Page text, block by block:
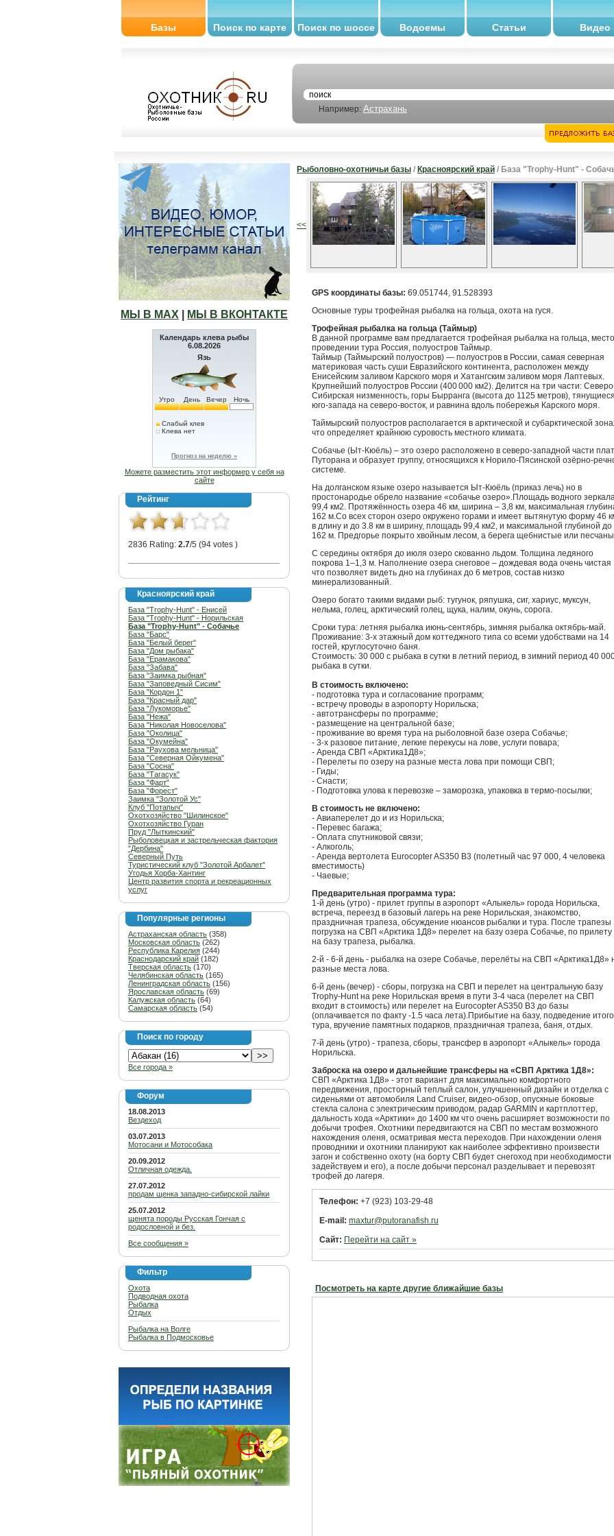
Базы Поиск по карте Поиск по шоссе Водоемы Статьи Видео
Например: Астрахань
МЫ В МАХ МЫ В ВКОНТАКТЕ
Календарь клева рыбы
6.08.2026
Язь
Утро День Вечер Ночь
Слабый клев
Клева нет
Прогноз на неделю »
Можете разместить этот информер у себя на
сайте
Рейтинг
2836 Rating: 2.7/5 (94 votes )
Красноярский край
База "Trophy-Hunt" - Енисей
База "Trophy-Hunt" - Норильская
База "Trophy-Hunt" - Собачье
База "Барс"
База "Белый берег"
База "Дом рыбака"
База "Ерамакова"
База "Забава"
База "Заимка рыбная"
База "Заповедный Сисим"
База "Кордон 1"
База "Красный дар"
База "Лукоморье"
База "Нежа"
База "Николая Новоселова"
База "Околица"
База "Окумейна"
База "Раухова мельница"
База "Северная Ойкумена"
База "Сосна"
База "Тагасук"
База "Фарт"
База "Форест"
Заимка "Золотой Ус"
Клуб "Потапыч"
Охотхозяйство "Шилинское"
Охотхозяйство Гуран
Пруд "Лыткинский"
Рыболовецкая и застрельческая фактория
"Дербина"
Северный Путь
Туристический клуб "Золотой Арбалет"
Угодья Хорба-Хантинг
Центр развития спорта и рекреационных
услуг
Популярные регионы
Астраханская область (358)
Московская область (262)
Республика Карелия (244)
Краснодарский край (182)
Тверская область (170)
Челябинская область (165)
Ленинградская область (156)
Ярославская область (69)
Калужская область (64)
Самарская область (54)
Поиск по городу
Все города »
Форум
18.08.2013
Вездеход
03.07.2013
Мотосани и Мотособака
20.09.2012
Отличная одежда.
27.07.2012
продам щенка западно-сибирской лайки
25.07.2012
щенята породы Русская Гончая с
родословной и без.
Все сообщения »
Фильтр
Охота
Подводная охота
Рыбалка
Отдых
Рыбалка на Волге
Рыбалка в Подмосковье
Рыболовно-охотничьи базы / Красноярский край / База "Trophy-Hunt" -
<<
GPS координаты базы: 69.051744, 91.528393
Основные туры трофейная рыбалка на гольца, охота на гуся.
Трофейная рыбалка на гольца (Таймыр)
В данной программе вам предлагается трофейная рыбалка на гольца, место
проведении тура Россия, полуостров Таймыр.
Таймыр (Таймырский полуостров) — полуостров в России, самая северная
материковая часть суши Евразийского континента, расположен между
Енисейским заливом Карского моря и Хатангским заливом моря Лаптевых.
Крупнейший полуостров России (400 000 км2). Делится на три части:
Сибирская низменность, горы Бырранга (высота до 1125 метров),
юго-запада на северо-восток, и равнина вдоль побережья Карского моря.
Таймырский полуостров располагается в арктической и субарктической
что определяет крайнюю суровость местного климата.
Собачье (Ыт-Кюёль) – это озеро расположено в северо-западной части
Путорана и образует группу, относящихся к Норило-Пясинской озёрно-
системе.
На долганском языке озеро называется Ыт-Кюёль (приказ лечь) но в
простонародье обрело название «собачье озеро».Площадь водного
99,4 км2. Протяжённость озера 46 км, ширина – 3,8 км, максимальная
162 м.Со всех сторон озеро окружено горами и имеет вытянутую форму 46
в длину и до 3.8 км в ширину, площадь 99,4 км2, и максимальной глубиной до
162 м. Предгорье покрыто хвойным лесом, а берега щебнистые или
С середины октября до июля озеро скованно льдом. Толщина ледяного
покрова 1–1,3 м. Наполнение озера снеговое – дождевая вода очень чистая
что позволяет видеть дно на глубинах до 6 метров, состав низко
минерализованный.
Озеро богато такими видами рыб: тугунок, ряпушка, сиг, хариус, муксун,
нельма, голец, арктический голец, щука, налим, окунь, сорога.
Сроки тура: летняя рыбалка июнь-сентябрь, зимняя рыбалка октябрь-май.
Проживание: 3-х этажный дом коттеджного типа со всеми удобствами на 14
гостей, круглосуточно баня.
Стоимость: 30 000 с рыбака в сутки в летний период, в зимний период 40
рыбака в сутки.
В стоимость включено:
- подготовка тура и согласование программ;
- встречу проводы в аэропорту Норильска;
- автотрансферы по программе;
- размещение на центральной базе;
- проживание во время тура на рыболовной базе озера Собачье;
- 3-х разовое питание, легкие перекусы на лове, услуги повара;
- Аренда СВП «Арктика1Д8»;
- Перелеты по озеру на разные места лова при помощи СВП;
- Гиды;
- Снасти;
- Подготовка улова к перевозке – заморозка, упаковка в термо-посылки;
В стоимость не включено:
- Авиаперелет до и из Норильска;
- Перевес багажа;
- Оплата спутниковой связи;
- Алкоголь;
- Аренда вертолета Eurocopter AS350 В3 (полетный час 97 000, 4 человека
вместимость)
- Чаевые;
Предварительная программа тура:
1-й день (утро) - прилет группы в аэропорт «Алыкель» города Норильска,
встреча, переезд в базовый лагерь на реке Норильская, знакомство,
праздничная трапеза, обсуждение нюансов рыбалки и тура. После трапезы
погрузка на СВП «Арктика 1Д8» перелет на базу озера Собачье, по прилету
на базу трапеза, рыбалка.
2-й - 6-й день - рыбалка на озере Собачье, перелёты на СВП «Арктика1Д8»
разные места лова.
6-й день (вечер) - сборы, погрузка на СВП и перелет на центральную базу
Trophy-Hunt на реке Норильская время в пути 3-4 часа (перелет на СВП
входит в стоимость) или перелет на Eurocopter AS350 В3 до базы
(оплачивается по факту -1.5 часа лета).Прибытие на базу, подведение
тура, вручение памятных подарков, праздничная трапеза, баня, отдых.
7-й день (утро) - трапеза, сборы, трансфер в аэропорт «Алыкель» города
Норильска.
Заброска на озеро и дальнейшие трансферы на «СВП Арктика 1Д8»:
СВП «Арктика 1Д8» - этот вариант для максимально комфортного
передвижения, просторный теплый салон, улучшенный дизайн и отделка с
сиденьями от автомобиля Land Cruiser, видео-обзор, опускные боковые
стекла салона с электрическим приводом, радар GARMIN и картплоттер,
дальность хода «Арктики» до 1400 км что очень расширяет возможности по
добычи трофея. Охотники передвигаются на СВП по местам возможного
нахождения оленя, осматривая места переходов. При нахождении оленя
проводники и охотники планируют как наиболее эффективно произвести
загон и собственно охоту (на борту СВП будет снегоход при необходимости
задействуем и его), а после добычи персонал разделывает и перевозят
трофей до лагеря.
Телефон: +7 (923) 103-29-48
E-mail: maxtur@putoranafish.ru
Сайт: Перейти на сайт »
Посмотреть на карте другие ближайшие базы